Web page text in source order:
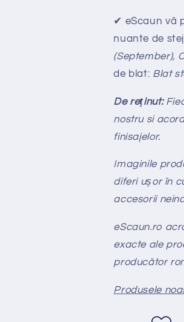
✔ eScaun vă
nuante de
(September),
de blat: Blat
De reținut:
nostru si
finisajelor.
Imaginile
diferi ușor în
accesorii
eScaun.ro
exacte ale
producător
Produsele